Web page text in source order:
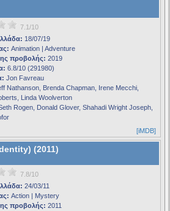
7.1/10
18/07/19
Animation | Adventure
προβολής: 2019
6.8/10 (291980)
Jon Favreau
Nathanson, Brenda Chapman, Irene Mecchi,
Linda Woolverton
Rogen, Donald Glover, Shahadi Wright Joseph,
[iMDB]
(2011)
7.8/10
24/03/11
Action | Mystery
προβολής: 2011